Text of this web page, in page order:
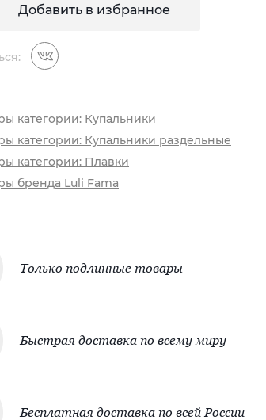
Добавить в избранное
категории: Купальники
категории: Купальники раздельные
категории: Плавки
бренда Luli Fama
Только подлинные товары
Быстрая доставка по всему миру
Бесплатная доставка по всей России